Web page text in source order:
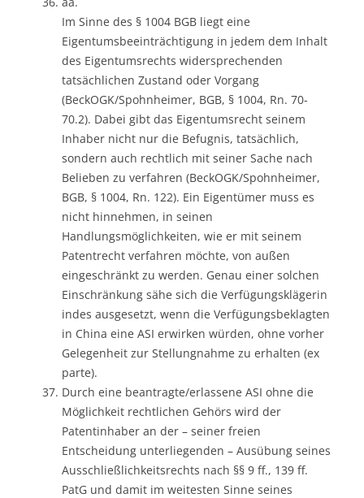
Im Sinne des § 1004 BGB liegt eine
Eigentumsbeeinträchtigung in jedem dem Inhalt
des Eigentumsrechts widersprechenden
tatsächlichen Zustand oder Vorgang
(BeckOGK/Spohnheimer, BGB, § 1004, Rn. 70-
70.2). Dabei gibt das Eigentumsrecht seinem
Inhaber nicht nur die Befugnis, tatsächlich,
sondern auch rechtlich mit seiner Sache nach
Belieben zu verfahren (BeckOGK/Spohnheimer,
BGB, § 1004, Rn. 122). Ein Eigentümer muss es
nicht hinnehmen, in seinen
Handlungsmöglichkeiten, wie er mit seinem
Patentrecht verfahren möchte, von außen
eingeschränkt zu werden. Genau einer solchen
Einschränkung sähe sich die Verfügungsklägerin
indes ausgesetzt, wenn die Verfügungsbeklagten
in China eine ASI erwirken würden, ohne vorher
Gelegenheit zur Stellungnahme zu erhalten (ex
parte).
Durch eine beantragte/erlassene ASI ohne die
Möglichkeit rechtlichen Gehörs wird der
Patentinhaber an der – seiner freien
Entscheidung unterliegenden – Ausübung seines
Ausschließlichkeitsrechts nach §§ 9 ff., 139 ff.
PatG und damit im weitesten Sinne seines